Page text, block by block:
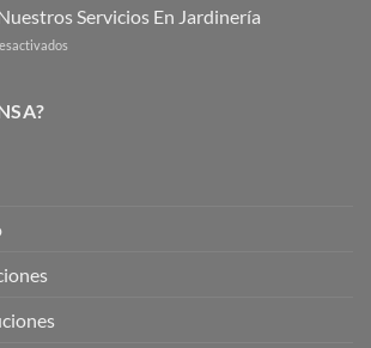
Plantas
tuServicios En Jardinería